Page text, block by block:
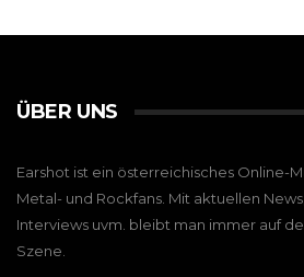
ÜBER UNS
Earshot ist ein österreichisches Online-
Metal- und Rockfans. Mit aktuellen
Interviews uvm. bleibt man immer auf
Szene.